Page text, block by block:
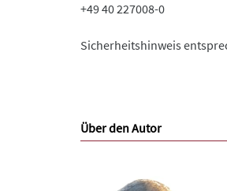
+49 40 227008-0
Sicherheitshinweis
Über den Autor